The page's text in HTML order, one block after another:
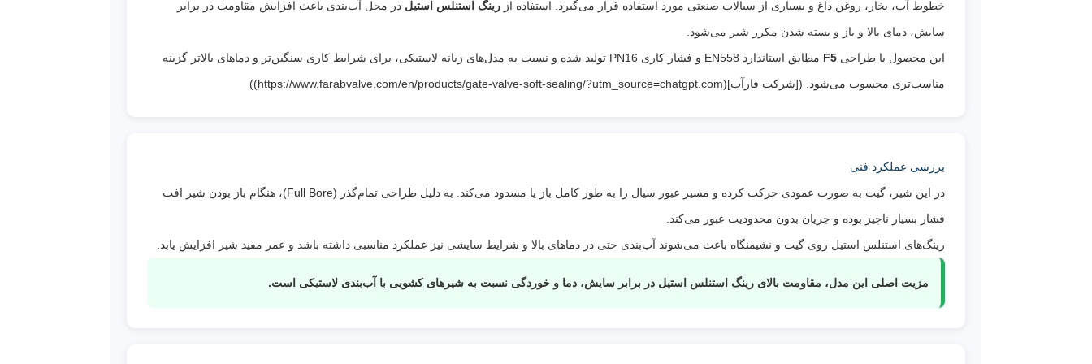
خاص:
رینگ استنلس استیل مقاوم در برابر سایش،
آب‌بندی فلزی مطمئن و مناسب برای خطوط صنعتی
خطوط آب، بخار، روغن داغ و بسیاری از سیالات صنعتی مورد استفاده قرار می‌گیرد. استفاده از رینگ استنلس استیل در محل آب‌بندی باعث افزایش مقاومت در برابر
سایش، دمای بالا و باز و بسته شدن مکرر شیر می‌شود.
این محصول با طراحی F5
مطابق استاندارد EN558 و فشار کاری PN16 تولید شده و نسبت به مدل‌های زبانه لاستیکی، برای شرایط کاری سنگین‌تر و دماهای بالاتر گزینه
مناسب‌تری محسوب می‌شود. ([شرکت فارآب](https://www.farabvalve.com/en/products/gate-valve-soft-sealing/?utm_source=chatgpt.com))
بررسی عملکرد فنی
در این شیر، گیت به صورت عمودی حرکت کرده و مسیر عبور سیال را به طور کامل باز یا مسدود می‌کند. به دلیل طراحی تمام‌گذر (Full Bore)، هنگام باز بودن شیر افت
فشار بسیار ناچیز بوده و جریان بدون محدودیت عبور می‌کند.
رینگ‌های استنلس استیل روی گیت و نشیمنگاه باعث می‌شوند آب‌بندی حتی در دماهای بالا و شرایط سایشی نیز عملکرد مناسبی داشته باشد و عمر مفید شیر افزایش یابد.
مزیت اصلی این مدل، مقاومت بالای رینگ استنلس استیل در برابر سایش، دما و خوردگی نسبت به شیرهای کشویی با آب‌بندی لاستیکی است.